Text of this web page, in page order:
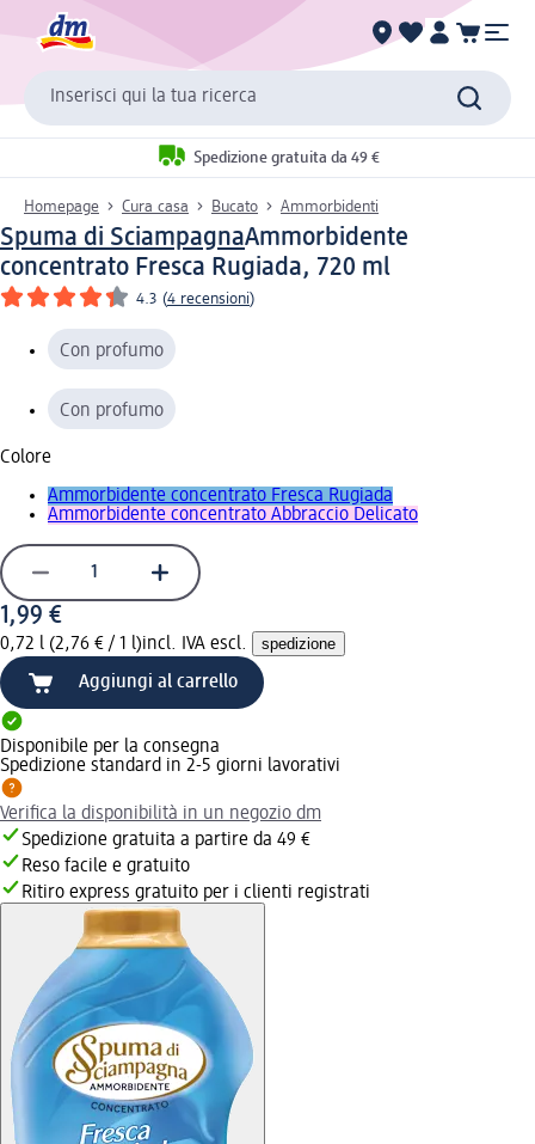
Inserisci qui la tua ricerca
Spedizione gratuita da 49 €
Homepage Cura casa Bucato Ammorbidenti
Spuma di SciampagnaAmmorbidente
concentrato Fresca Rugiada, 720 ml
4.3 (4 recensioni)
Con profumo
Con profumo
Colore
Ammorbidente concentrato Fresca Rugiada
Ammorbidente concentrato Abbraccio Delicato
1,99 €
0,72 l (2,76 € / 1 l)incl. IVA escl. spedizione
Aggiungi al carrello
Disponibile per la consegna
Spedizione standard in 2-5 giorni lavorativi
Verifica la disponibilità in un negozio dm
Spedizione gratuita a partire da 49 €
Reso facile e gratuito
Ritiro express gratuito per i clienti registrati